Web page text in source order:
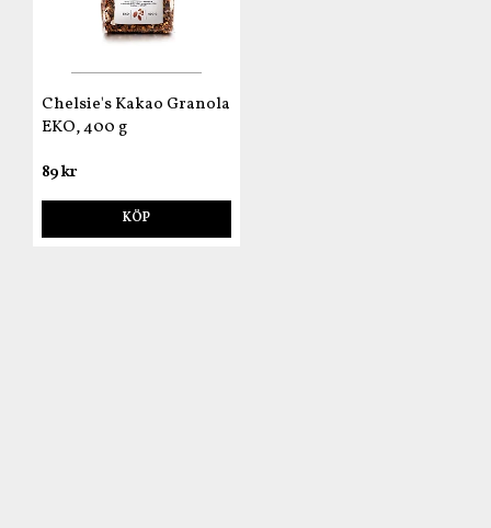
Chelsie's Kakao Granola
EKO, 400 g
89 kr
KÖP